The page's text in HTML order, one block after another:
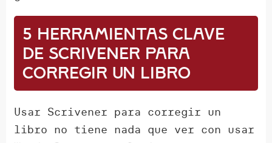
5 herramientas clave
de Scrivener para
corregir un libro
Usar Scrivener para corregir un
libro no tiene nada que ver con usar